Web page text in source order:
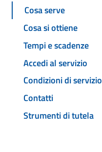
Cosa serve
Cosa si ottiene
Tempi e scadenze
Accedi al servizio
Condizioni di servizio
Contatti
Strumenti di tutela